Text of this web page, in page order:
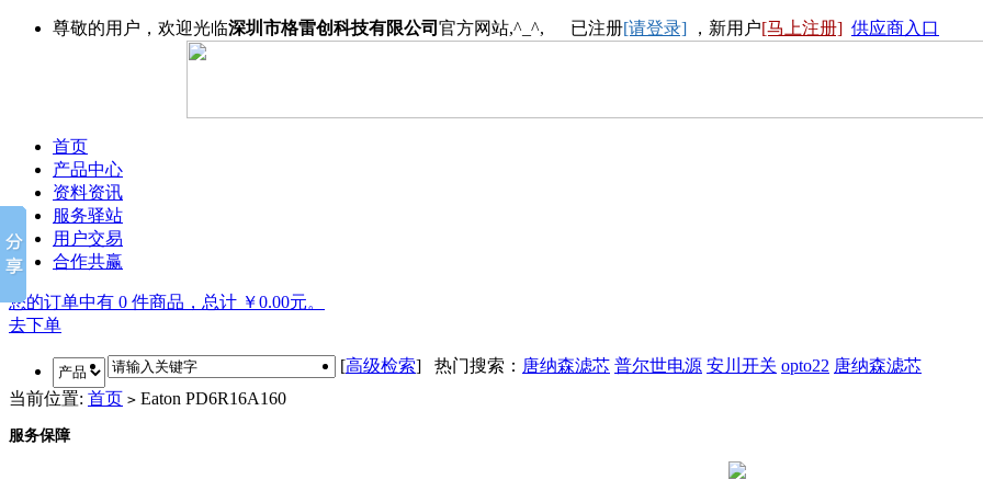
尊敬的用户，欢迎光临深圳市格雷创科技有限公司 官方网站,^_^, 已注册[请登录] ，新用户[马上注册] 供应商入口
首页
产品中心
资料资讯
服务驿站
用户交易
合作共赢
您的订单中有 0 件商品，总计 ￥0.00元。
去下单
[高级检索] 热门搜索： 唐纳森滤芯 普尔世电源 安川开关 opto22 唐纳森滤芯
当前位置: 首页 > Eaton PD6R16A160
服务保障